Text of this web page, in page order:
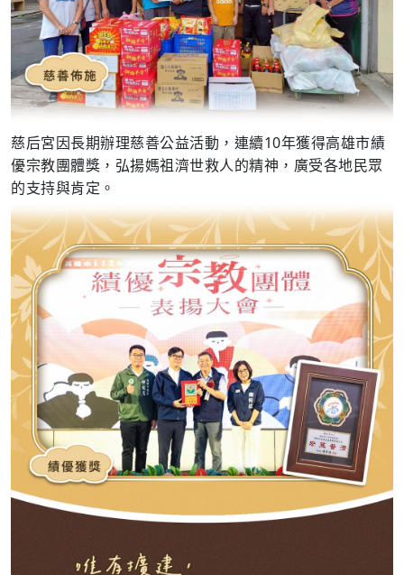
慈后宮因長期辦理慈善公益活動，連續10年獲得高雄市績
優宗教團體獎，弘揚媽祖濟世救人的精神，廣受各地民眾
的支持與肯定。